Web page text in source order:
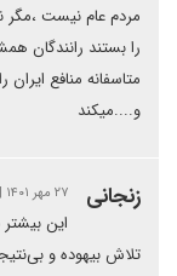
مردم عام نیست ،مگر
متاسفانه منافع
و....میکند
زنجانی ۲۷ مهر ۱۴۰۱ | ۱۶:۴۷
این
تلاش بیهوده و